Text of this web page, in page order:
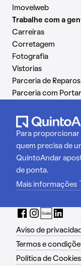
Imovelweb
Trabalhe com a
Carreiras
Corretagem
Fotografia
Vistorias
Parceria de Reparos
Parceria com
Para proporcionar
quem precisa de
QuintoAndar
de ponta.
Mais informações
Aviso de
Termos e
Política de Cookies